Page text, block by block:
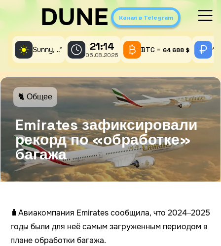
DUNE Канал в Telegram
☀️ Sunny, ..° 21:14
06.08.2026
BTC = 64 688 $ 1
Emirates зафиксировали
рекорд по «обработке»
багажа
🐈 Общее
🧳Авиакомпания Emirates сообщила, что 2024–2025
годы были для неё самым загруженным периодом в
плане обработки багажа.